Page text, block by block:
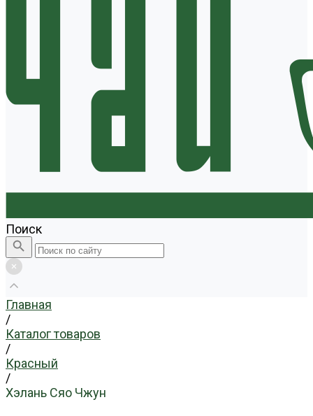
Поиск
Главная
/
Каталог товаров
/
Красный
/
Хэлань Сяо Чжун